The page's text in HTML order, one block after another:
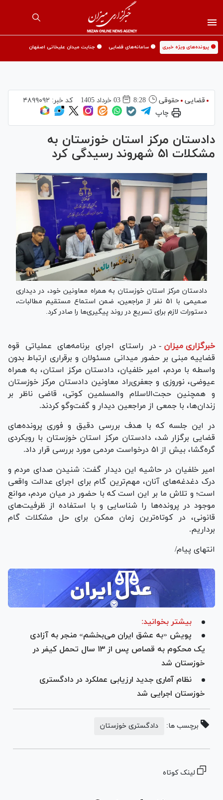
🟡 پرونده‌های ویژه خبری 🟡 سامانه‌های قضایی 🟡 جنایت میدان علیخانی اصفهان
قضایی حقوقی 8:28 03 خرداد 1405 کد خبر: ۴۸۹۹۰۹۲
چاپ
دادستان مرکز استان خوزستان به
مشکلات ۵۱ شهروند رسیدگی کرد
دادستان مرکز استان خوزستان به همراه معاونین خود، در دیداری
صمیمی با ۵۱ نفر از مراجعین، ضمن استماع مستقیم مطالبات،
دستورات لازم برای تسریع در روند پیگیری‌ها را صادر کرد.
خبرگزاری میزان - در راستای اجرای برنامه‌های عملیاتی قوه
قضاییه مبنی بر حضور میدانی مسئولان و برقراری ارتباط بدون
واسطه با مردم، امیر خلفیان، دادستان مرکز استان، به همراه
عیوضی، نوروزی و جعفری‌راد معاونین دادستان مرکز خوزستان
و همچنین حجت‌الاسلام والمسلمین کوتی، قاضی ناظر بر
زندان‌ها، با جمعی از مراجعین دیدار و گفت‌و‌گو کردند.
در این جلسه که با هدف بررسی دقیق و فوری پرونده‌های
قضایی برگزار شد، دادستان مرکز استان خوزستان با رویکردی
گره‌گشا، بیش از ۵۱ درخواست مردمی مورد بررسی قرار داد.
امیر خلفیان در حاشیه این دیدار گفت: شنیدن صدای مردم و
درک دغدغه‌های آنان، مهم‌ترین گام برای اجرای عدالت واقعی
است؛ و تلاش ما بر این است که با حضور در میان مردم، موانع
موجود در پرونده‌ها را شناسایی و با استفاده از ظرفیت‌های
قانونی، در کوتاه‌ترین زمان ممکن برای حل مشکلات گام
برداریم.
انتهای پیام/
بیشتر بخوانید:
پویش «به عشق ایران می‌بخشم» منجر به آزادی
یک محکوم به قصاص پس از ۱۳ سال تحمل کیفر در
خوزستان شد
نظام آماری جدید ارزیابی عملکرد در دادگستری
خوزستان اجرایی شد
برچسب ها: دادگستری خوزستان
لینک کوتاه